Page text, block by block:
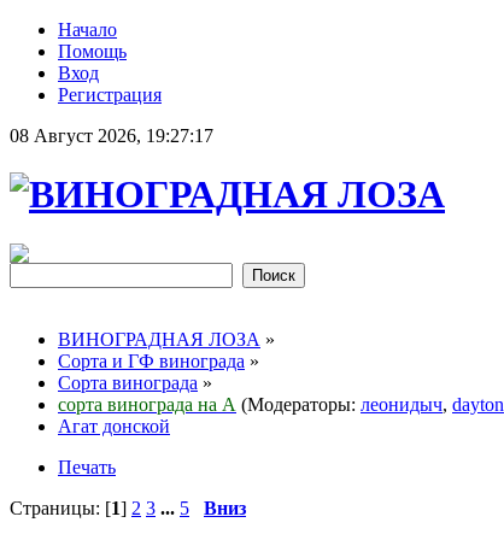
Начало
Помощь
Вход
Регистрация
08 Август 2026, 19:27:17
ВИНОГРАДНАЯ ЛОЗА »
Сорта и ГФ винограда »
Сорта винограда »
сорта винограда на А (Модераторы: леонидыч, dayton
Агат донской
Печать
Страницы: [1] 2 3 ... 5 Вниз